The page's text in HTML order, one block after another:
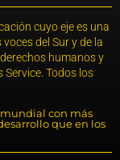
cuyo eje es una
del Sur y de la
humanos y
Todos los
con más
que en los